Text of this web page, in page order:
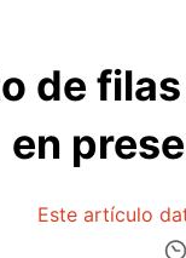
de
en
Este artículo